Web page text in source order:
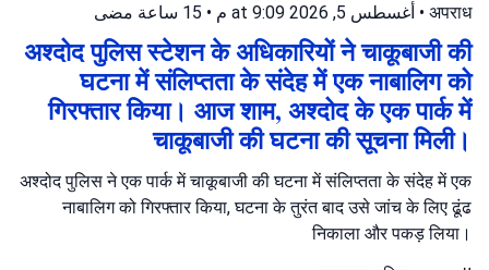
अपराध
• أغسطس 5, 2026 at 9:09 م • 15 ساعة مضى
अश्दोद पुलिस स्टेशन के अधिकारियों ने चाकूबाजी की
घटना में संलिप्तता के संदेह में एक नाबालिग को
गिरफ्तार किया। आज शाम, अश्दोद के एक पार्क में
चाकूबाजी की घटना की सूचना मिली।
अश्दोद पुलिस ने एक पार्क में चाकूबाजी की घटना में संलिप्तता के संदेह में एक
नाबालिग को गिरफ्तार किया, घटना के तुरंत बाद उसे जांच के लिए ढूंढ
निकाला और पकड़ लिया।